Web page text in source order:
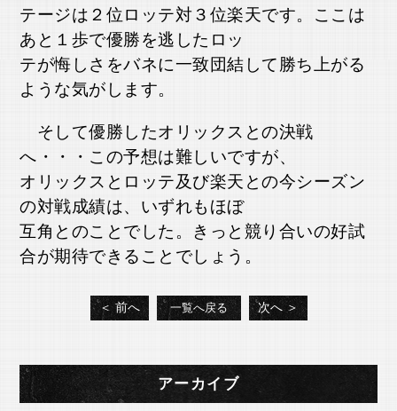
テージは２位ロッテ対３位楽天です。ここは
あと１歩で優勝を逃したロッ
テが悔しさをバネに一致団結して勝ち上がる
ような気がします。
そして優勝したオリックスとの決戦
へ・・・この予想は難しいですが、
オリックスとロッテ及び楽天との今シーズン
の対戦成績は、いずれもほぼ
互角とのことでした。きっと競り合いの好試
合が期待できることでしょう。
＜ 前へ 一覧へ戻る 次へ ＞
アーカイブ